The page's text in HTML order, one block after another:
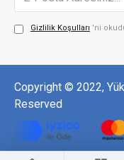
Gizlilik Koşulları 'ni
Copyright © 2022,
Reserved